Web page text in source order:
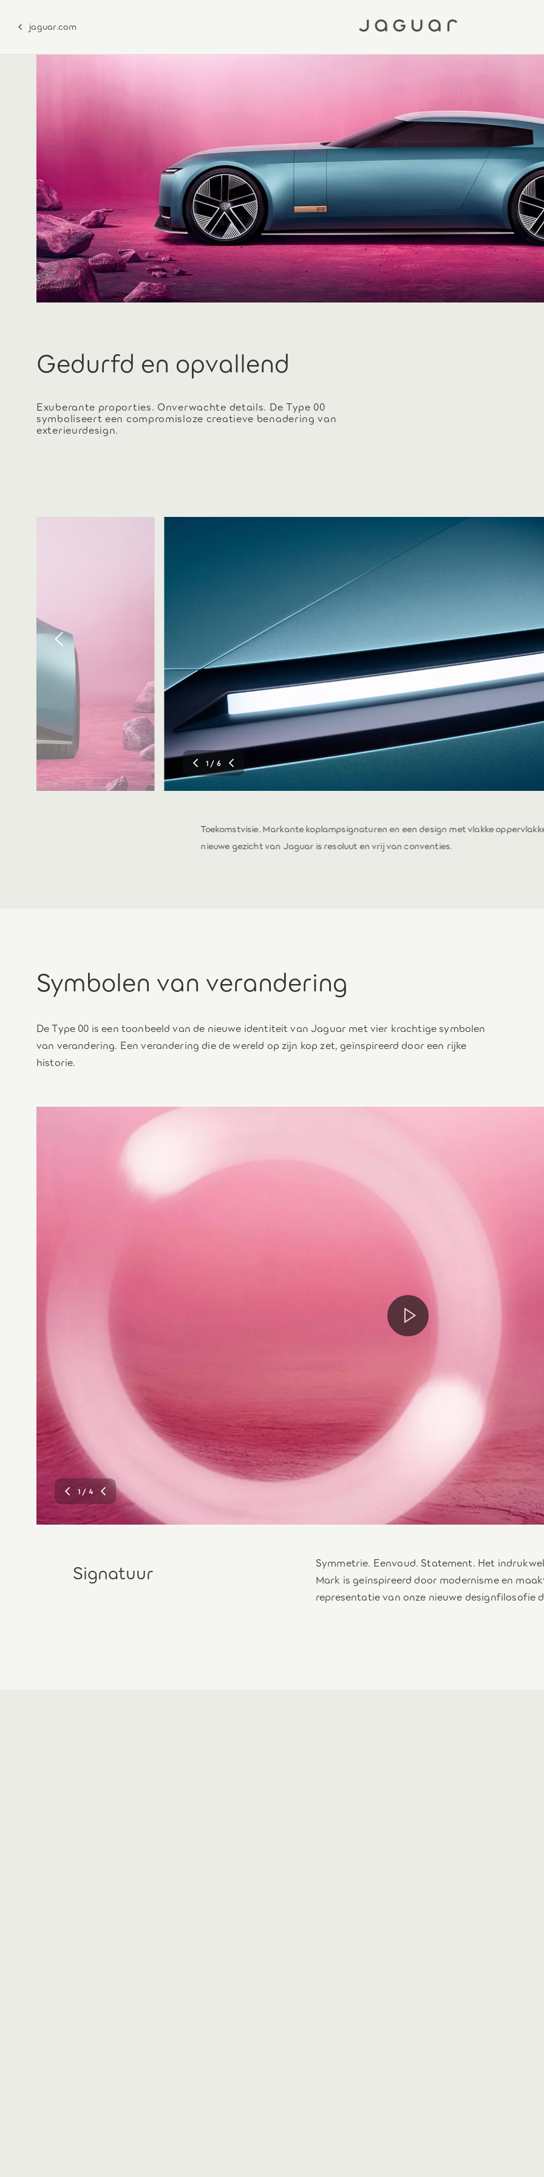
jaguar.com
Gedurfd en opvallend
Exuberante proporties. Onverwachte details. De Type 00
symboliseert een compromisloze creatieve benadering van
exterieurdesign.
1 / 6
Toekomstvisie. Markante koplampsignaturen en een design met vlakke
nieuwe gezicht van Jaguar is resoluut en vrij van conventies.
Symbolen van verandering
De Type 00 is een toonbeeld van de nieuwe identiteit van Jaguar met vier krachtige symbolen
van verandering. Een verandering die de wereld op zijn kop zet, geïnspireerd door een rijke
historie.
1 / 4
Signatuur
Symmetrie. Eenvoud. Statement. Het
Mark is geïnspireerd door modernisme en
representatie van onze nieuwe designfilosofie